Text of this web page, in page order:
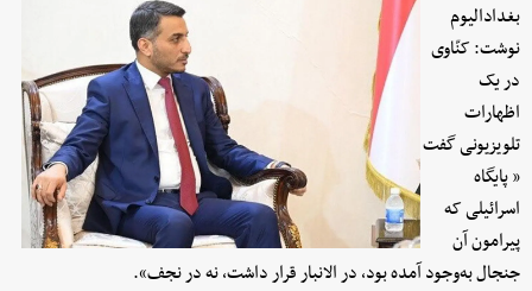
بغدادالیوم
نوشت: کنّاوی
در یک
اظهارات
تلویزیونی گفت
« پایگاه
اسرائیلی که
پیرامون آن
جنجال به‌وجود آمده بود، در الانبار قرار داشت، نه در نجف».